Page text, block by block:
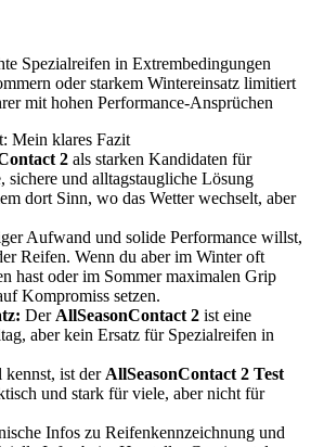
Spezialreifen in Extrembedingungen
oder starkem Wintereinsatz limitiert
mit hohen Performance-Ansprüchen
Mein klares Fazit
2 als starken Kandidaten für
sichere und alltagstaugliche Lösung
dort Sinn, wo das Wetter wechselt, aber
Aufwand und solide Performance willst,
Reifen. Wenn du aber im Winter oft
hast oder im Sommer maximalen Grip
Kompromiss setzen.
Der AllSeasonContact 2 ist eine
aber kein Ersatz für Spezialreifen in
ist der AllSeasonContact 2 Test
und stark für viele, aber nicht für
Infos zu Reifenkennzeichnung und